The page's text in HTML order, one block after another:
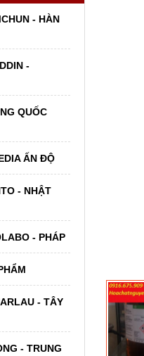
- HÀN
-
QUỐC
ẤN ĐỘ
- NHẬT
- PHÁP
- TÂY
- TRUNG